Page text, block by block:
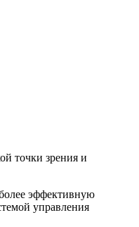
точки зрения и
эффективную
управления